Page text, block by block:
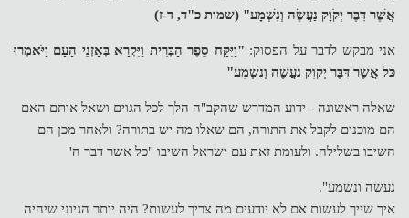
אֲשֶׁר דִּבֶּר יְקֹוָק נַעֲשֶׂה וְנִשְׁמָע" (שמות כ"ד, ד-ז)
אני מבקש לדבר על הפסוק: "וַיִּקַּח סֵפֶר הַבְּרִית וַיִּקְרָא בְּאָזְנֵי הָעָם וַיֹּאמְרוּ
כֹּל אֲשֶׁר דִּבֶּר יְקֹוָק נַעֲשֶׂה וְנִשְׁמָע"
שאלה ראשונה - ידוע המדרש שהקב"ה הלך לכל הגוים ושאל אותם האם
הם מוכנים לקבל את התורה, הם שאלו מה יש בתורה? ולאחר מכן הם
השיבו בשלילה. ולעומת זאת עם ישראל השיבו "כל אשר דבר ה'
נעשה ונשמע".
איך שייך לעשות אם לא יודעים מה צריך לעשות? היה יותר הגיוני שיהיה